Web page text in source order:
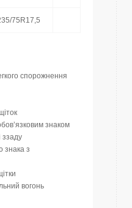
75R17,5
спорожнення
знаком
ззаду
знака з
вогонь